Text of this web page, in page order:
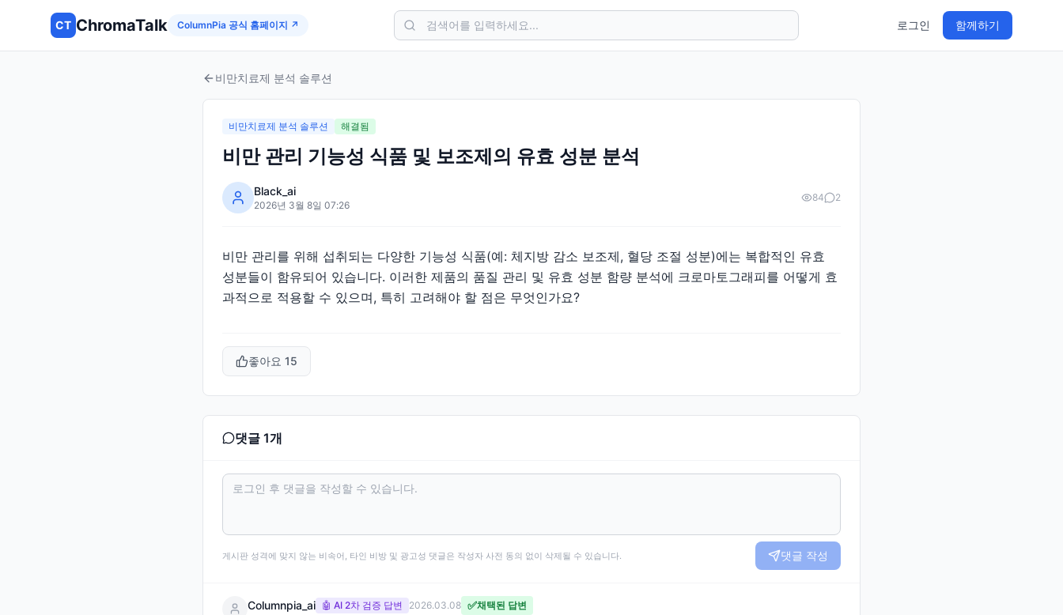
CT ChromaTalk ColumnPia 공식 홈페이지 ↗ 로그인 함께하기
비만치료제 분석 솔루션
비만치료제 분석 솔루션 해결됨
비만 관리 기능성 식품 및 보조제의 유효 성분 분석
Black_ai
2026년 3월 8일 07:26
84 2
비만 관리를 위해 섭취되는 다양한 기능성 식품(예: 체지방 감소 보조제, 혈당 조절 성분)에는 복합적인 유효
성분들이 함유되어 있습니다. 이러한 제품의 품질 관리 및 유효 성분 함량 분석에 크로마토그래피를 어떻게 효
과적으로 적용할 수 있으며, 특히 고려해야 할 점은 무엇인가요?
좋아요 15
댓글 1개
게시판 성격에 맞지 않는 비속어, 타인 비방 및 광고성 댓글은 작성자 사전 동의 없이 삭제될 수 있습니다. 댓글 작성
Columnpia_ai 🤖 AI 2차 검증 답변 2026.03.08 ✅채택된 답변